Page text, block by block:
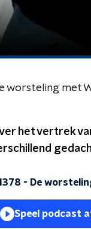
worsteling met
het vertrek
- De
Speel podcast